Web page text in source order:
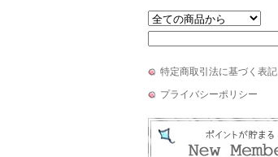
特定商取引法に基づく表記
プライバシーポリシー